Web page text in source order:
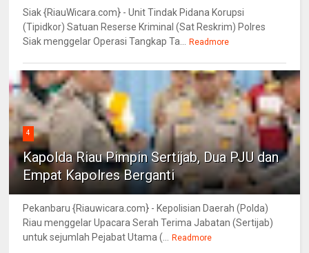
Siak {RiauWicara.com} - Unit Tindak Pidana Korupsi
(Tipidkor) Satuan Reserse Kriminal (Sat Reskrim) Polres
Siak menggelar Operasi Tangkap Ta... Readmore
4
Kapolda Riau Pimpin Sertijab, Dua PJU dan
Empat Kapolres Berganti
Pekanbaru {Riauwicara.com} - Kepolisian Daerah (Polda)
Riau menggelar Upacara Serah Terima Jabatan (Sertijab)
untuk sejumlah Pejabat Utama (... Readmore